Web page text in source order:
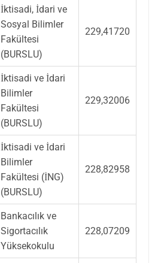
İktisadi, İdari ve
Sosyal Bilimler
Fakültesi
(BURSLU)
229,41720
İktisadi ve İdari
Bilimler
Fakültesi
(BURSLU)
229,32006
İktisadi ve İdari
Bilimler
Fakültesi (İNG)
(BURSLU)
228,82958
Bankacılık ve
Sigortacılık
Yüksekokulu
228,07209